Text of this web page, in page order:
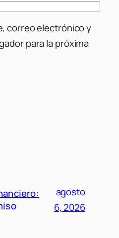
correo electrónico y
para la próxima
agosto
6, 2026